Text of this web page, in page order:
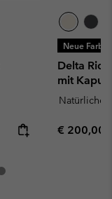
Neue
Delta
mit
Natürliche
Regular
€ 200,00